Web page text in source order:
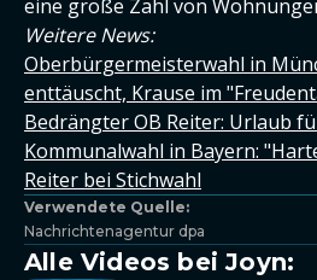
eine große Zahl von
Weitere News:
Oberbürgermeisterwahl in
enttäuscht, Krause im
Bedrängter OB Reiter: Urlaub
Kommunalwahl in Bayern:
Reiter bei Stichwahl
Verwendete Quelle:
Nachrichtenagentur dpa
Alle Videos bei Joyn: